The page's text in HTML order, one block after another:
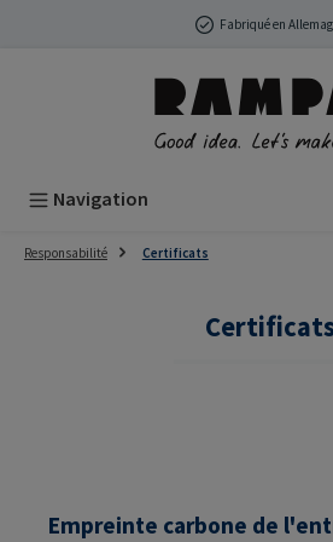
Passer au contenu principalFabriqué en
Navigation
Responsabilité Certificats
Empreinte carbone de